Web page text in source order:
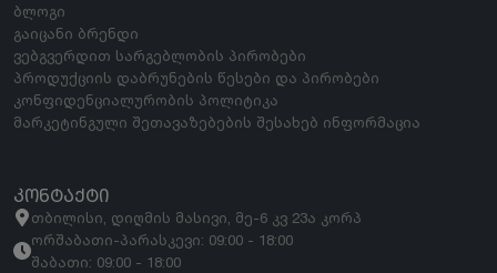
ბლოგი
გაიცანი ბრენდი
ვებგვერდით სარგებლობის პირობები
პროდუქციის დაბრუნების წესები და პირობები
კონფიდენციალურობის პოლიტიკა
მარკეტინგული შეთავაზებების შესახებ ინფორმაცია
ᲙᲝᲜᲢᲐᲥᲢᲘ
თბილისი, დიღმის მასივი, მე-6 კვ 23ა კორპ
ორშაბათი-პარასკევი: 09:00 - 18:00
შაბათი: 09:00 - 18:00